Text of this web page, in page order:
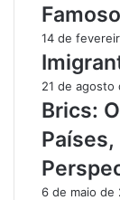
14 de
21 de agosto
Brics:
6 de maio de